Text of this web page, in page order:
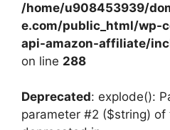
/home/u908453939/
e.com/public_html/wp-
api-amazon-affiliate/
on line 288
Deprecated: explode():
parameter #2 ($string) of